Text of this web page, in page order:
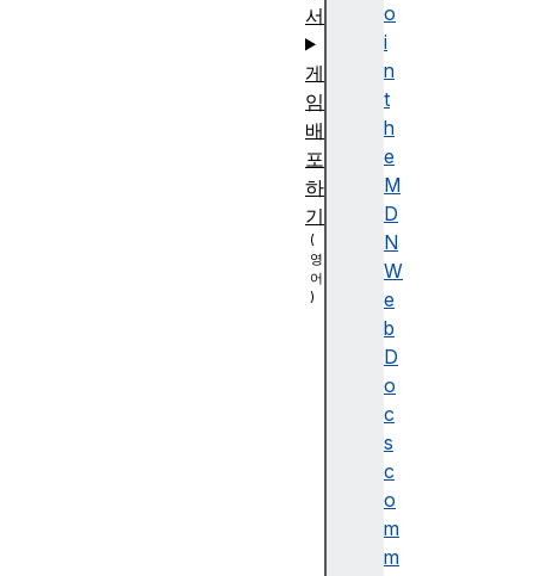
o
i
n
t
h
e
M
D
N
W
e
b
D
o
c
s
c
o
m
m
서
게
임
배
포
하
기